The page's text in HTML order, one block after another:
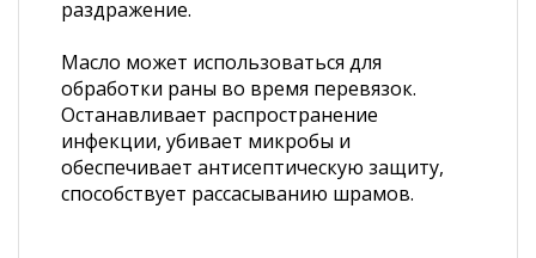
раздражение.
Масло может использоваться для
обработки раны во время перевязок.
Останавливает распространение
инфекции, убивает микробы и
обеспечивает антисептическую защиту,
способствует рассасыванию шрамов.